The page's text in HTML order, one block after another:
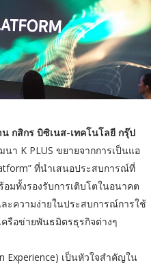
กสิกร บิซิเนส-เทคโนโลยี กรุ๊ป
า K PLUS ขยายจากการเป็นแอ
ที่นำเสนอประสบการณ์ที่
มทั้งรองรับการเติบโตในอนาคต
ะความง่ายในประสบการณ์การใช้
รือข่ายพันธมิตรธุรกิจต่างๆ
Experience) เป็นหัวใจสำคัญใน